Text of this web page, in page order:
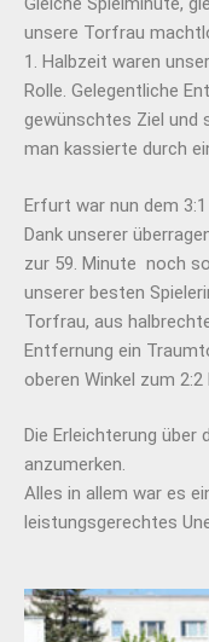
unsere Torfrau
1. Halbzeit waren
Rolle. Gelegentliche
gewünschtes Ziel und
man kassierte durch
Erfurt war nun dem
Dank unserer
zur 59. Minute noch
unserer besten
Torfrau, aus
Entfernung ein
oberen Winkel zum 2:2
Die Erleichterung über
anzumerken.
Alles in allem war es
leistungsgerechtes